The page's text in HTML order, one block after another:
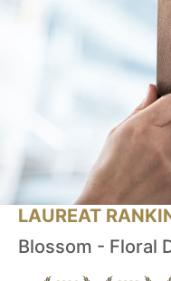
LAUREAT
Blossom - Floral